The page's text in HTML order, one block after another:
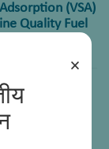
×
(VSA)
Quality Fuel